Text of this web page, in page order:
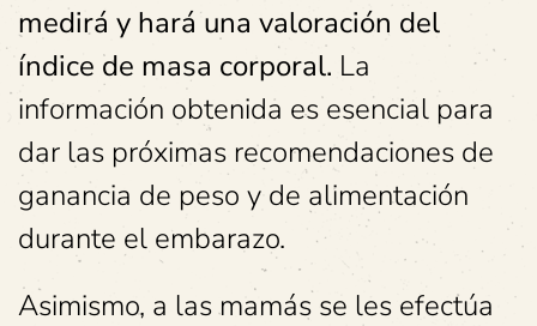
medirá y hará una valoración del
índice de masa corporal. La
información obtenida es esencial para
dar las próximas recomendaciones de
ganancia de peso y de alimentación
durante el embarazo.
Asimismo, a las mamás se les efectúa